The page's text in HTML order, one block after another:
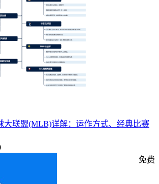
大联盟(MLB)详解：运作方式、经典比赛
免费